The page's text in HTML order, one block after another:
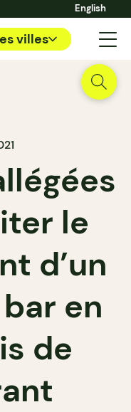
English
villes
le
d’un
en
de